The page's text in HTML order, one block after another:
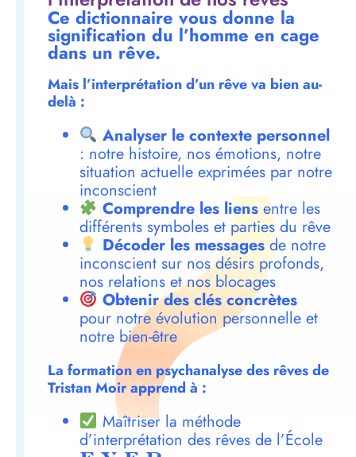
Ce dictionnaire vous donne la
signification du l’homme en cage
dans un rêve.
Mais l’interprétation d’un rêve va bien au-
delà :
Analyser le contexte personnel
: notre histoire, nos émotions, notre
situation actuelle exprimées par notre
inconscient
Comprendre les liensentre les
différents symboles et parties du rêve
Décoder les messagesde notre
inconscient sur nos désirs profonds,
nos relations et nos blocages
Obtenir des clés concrètes
pour notre évolution personnelle et
notre bien-être
La formation en psychanalyse des rêves de
Tristan Moir apprend à :
Maîtriser la méthode
d’interprétation des rêves de l’École